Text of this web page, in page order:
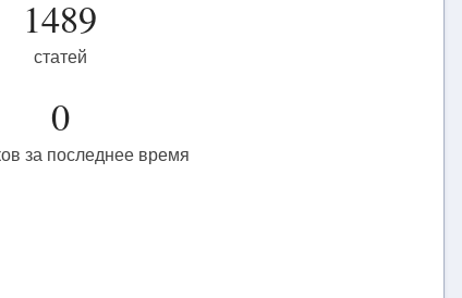
1489
статей
0
за последнее время